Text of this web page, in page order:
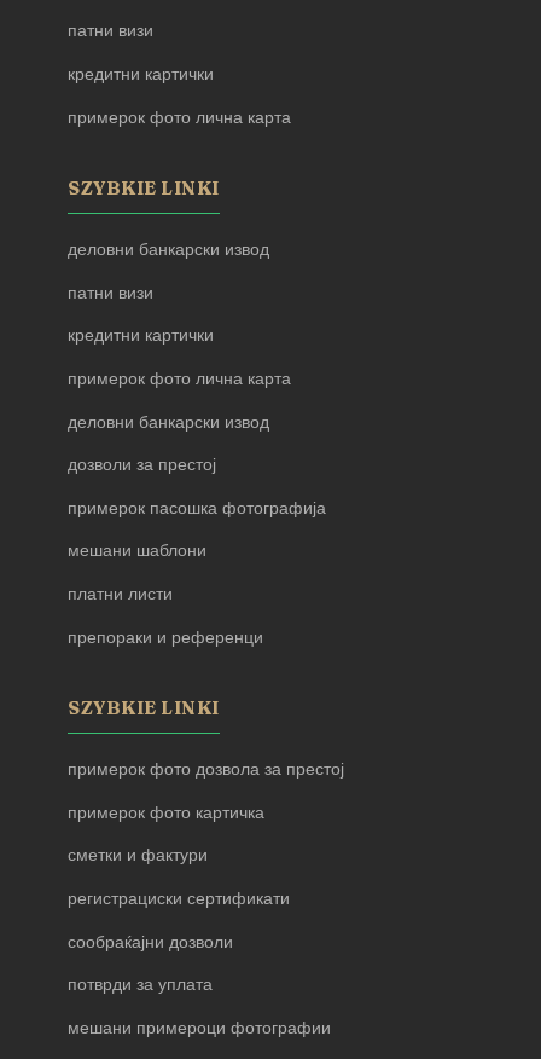
патни визи
кредитни картички
примерок фото лична карта
SZYBKIE LINKI
деловни банкарски извод
патни визи
кредитни картички
примерок фото лична карта
деловни банкарски извод
дозволи за престој
примерок пасошка фотографија
мешани шаблони
платни листи
препораки и референци
SZYBKIE LINKI
примерок фото дозвола за престој
примерок фото картичка
сметки и фактури
регистрациски сертификати
сообраќајни дозволи
потврди за уплата
мешани примероци фотографии